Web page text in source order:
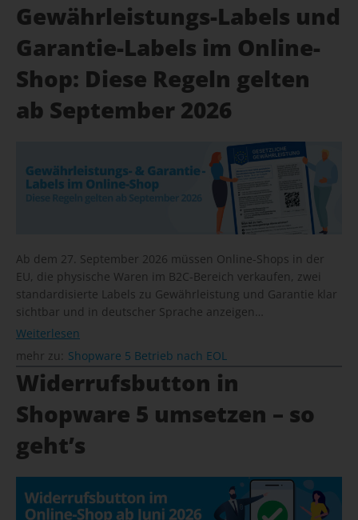
Gewährleistungs-Labels und
Garantie-Labels im Online-
Shop: Diese Regeln gelten
ab September 2026
Ab dem 27. September 2026 müssen Online-Shops in der
EU, die physische Waren im B2C-Bereich verkaufen, zwei
standardisierte Labels zu Gewährleistung und Garantie klar
sichtbar und in deutscher Sprache anzeigen…
Weiterlesen
mehr zu: Shopware 5 Betrieb nach EOL
Widerrufsbutton in
Shopware 5 umsetzen – so
geht’s